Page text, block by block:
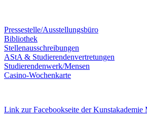
Pressestelle/Ausstellungsbüro
Bibliothek
Stellenausschreibungen
AStA & Studierendenvertretungen
Studierendenwerk/Mensen
Casino-Wochenkarte
Link zur Facebookseite der Kunstakademie